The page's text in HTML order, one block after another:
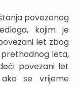
povezanog
kojim je
let zbog
leta,
povezani let
se vrijeme